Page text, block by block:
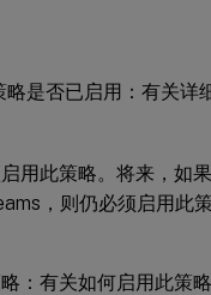
是否已启用：有关详
用此策略。将来，如
，则仍必须启用此
：有关如何启用此策